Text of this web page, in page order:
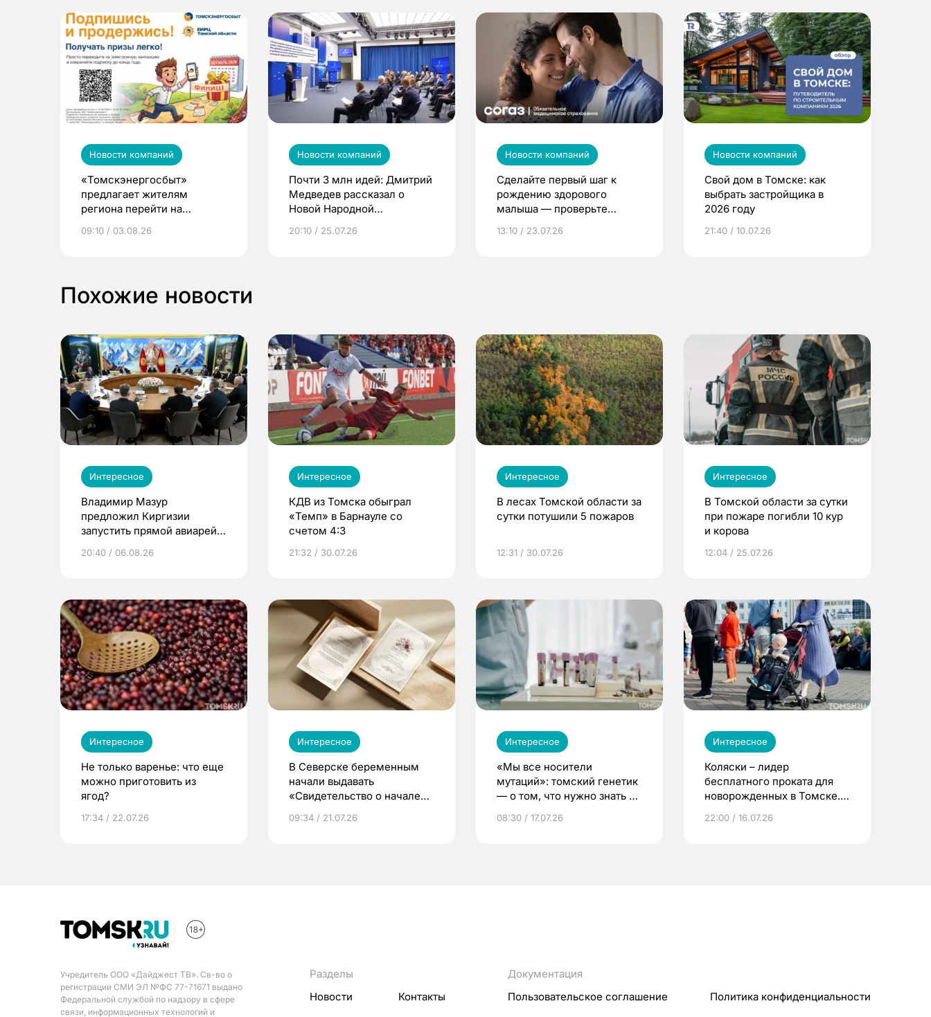
Новости компаний
«Томскэнергосбыт»
предлагает жителям
региона перейти на
выиграть призы
09:10 / 03.08.26
Новости компаний
Почти 3 млн идей: Дмитрий
Медведев рассказал о
Новой Народной
20:10 / 25.07.26
Новости компаний
Сделайте первый шаг к
рождению здорового
малыша — проверьте
по ОМС!
13:10 / 23.07.26
Новости компаний
Свой дом в Томске: как
выбрать застройщика в
2026 году
21:40 / 10.07.26
Похожие новости
Интересное
Владимир Мазур
предложил Киргизии
запустить прямой авиарейс
20:40 / 06.08.26
Интересное
КДВ из Томска обыграл
«Темп» в Барнауле со
счетом 4:3
21:32 / 30.07.26
Интересное
В лесах Томской области за
сутки потушили 5 пожаров
12:31 / 30.07.26
Интересное
В Томской области за сутки
при пожаре погибли 10 кур
и корова
12:04 / 25.07.26
Интересное
Не только варенье: что еще
можно приготовить из
ягод?
17:34 / 22.07.26
Интересное
В Северске беременным
начали выдавать
«Свидетельство о начале
09:34 / 21.07.26
Интересное
«Мы все носители
мутаций»: томский генетик
— о том, что нужно знать до
08:30 / 17.07.26
Интересное
Коляски – лидер
бесплатного проката для
новорожденных в Томске.
22:00 / 16.07.26
Учредитель ООО «Дайджест ТВ». Св-во о
регистрации СМИ ЭЛ №ФС 77-71671 выдано
Федеральной службой по надзору в сфере
связи, информационных технологий и
Разделы
Новости
Контакты
Документация
Пользовательское соглашение
Политика конфиденциальности